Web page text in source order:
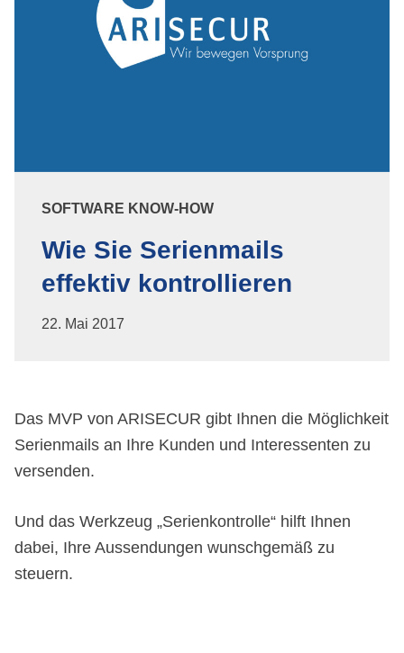
SOFTWARE KNOW-HOW
Wie Sie Serienmails
effektiv kontrollieren
22. Mai 2017
Das MVP von ARISECUR gibt Ihnen die Möglichkeit
Serienmails an Ihre Kunden und Interessenten zu
versenden.
Und das Werkzeug „Serienkontrolle“ hilft Ihnen
dabei, Ihre Aussendungen wunschgemäß zu
steuern.